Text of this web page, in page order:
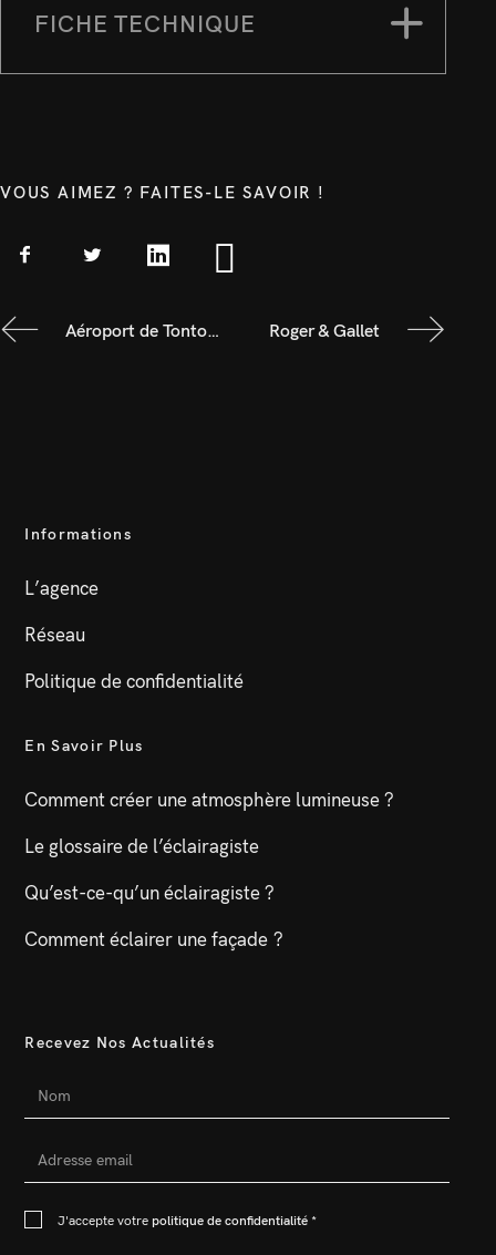
FICHE TECHNIQUE
VOUS AIMEZ ? FAITES-LE SAVOIR !
Aéroport de Tontouta Roger & Gallet
Informations
L’agence
Réseau
Politique de confidentialité
En Savoir Plus
Comment créer une atmosphère lumineuse ?
Le glossaire de l’éclairagiste
Qu’est-ce-qu’un éclairagiste ?
Comment éclairer une façade ?
Recevez Nos Actualités
J'accepte votre politique de confidentialité *